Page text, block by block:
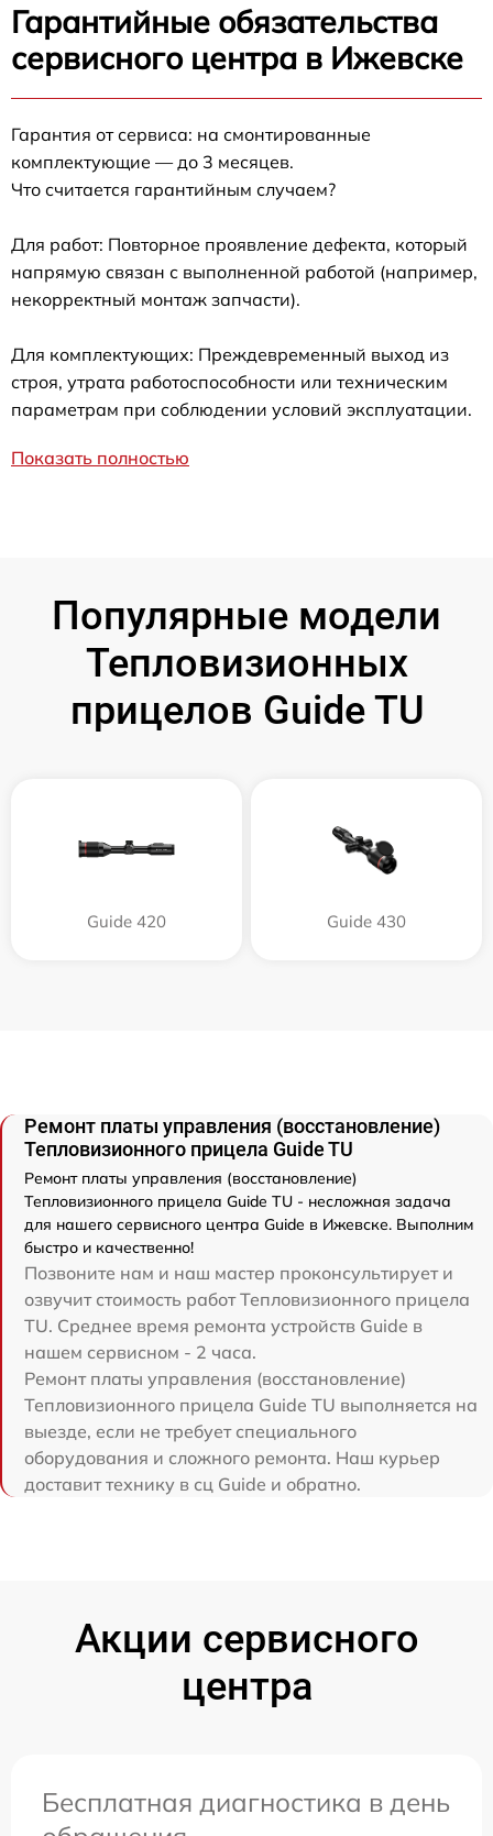
Гарантийные обязательства
сервисного центра в Ижевске
Гарантия от сервиса: на смонтированные
комплектующие — до 3 месяцев.
Что считается гарантийным случаем?
Для работ: Повторное проявление дефекта, который
напрямую связан с выполненной работой (например,
некорректный монтаж запчасти).
Для комплектующих: Преждевременный выход из
строя, утрата работоспособности или техническим
параметрам при соблюдении условий эксплуатации.
Показать полностью
Популярные модели
Тепловизионных
прицелов Guide TU
Guide 420 Guide 430
Ремонт платы управления (восстановление)
Тепловизионного прицела Guide TU
Ремонт платы управления (восстановление)
Тепловизионного прицела Guide TU - несложная задача
для нашего сервисного центра Guide в Ижевске. Выполним
быстро и качественно!
Позвоните нам и наш мастер проконсультирует и
озвучит стоимость работ Тепловизионного прицела
TU. Среднее время ремонта устройств Guide в
нашем сервисном - 2 часа.
Ремонт платы управления (восстановление)
Тепловизионного прицела Guide TU выполняется на
выезде, если не требует специального
оборудования и сложного ремонта. Наш курьер
доставит технику в сц Guide и обратно.
Акции сервисного
центра
Бесплатная диагностика в день